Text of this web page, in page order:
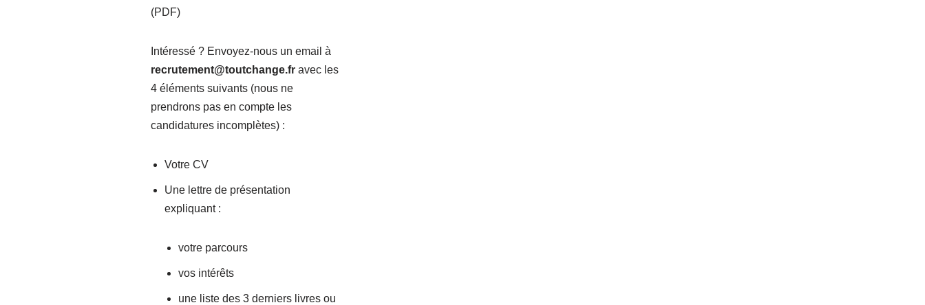
(PDF)
Intéressé ? Envoyez-nous un email à
recrutement@toutchange.fr avec les
4 éléments suivants (nous ne
prendrons pas en compte les
candidatures incomplètes) :
Votre CV
Une lettre de présentation
expliquant :
votre parcours
vos intérêts
une liste des 3 derniers livres ou